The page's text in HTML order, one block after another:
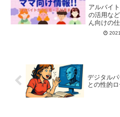
アルバイ
の活用な
ん向けの
特集して
たい方の
デジタル
との性的